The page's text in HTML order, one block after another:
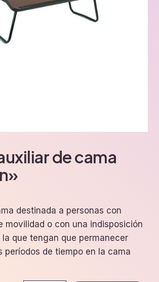
de cama
destinada a personas con
movilidad o con una indisposición
que tengan que permanecer
períodos de tiempo en la cama